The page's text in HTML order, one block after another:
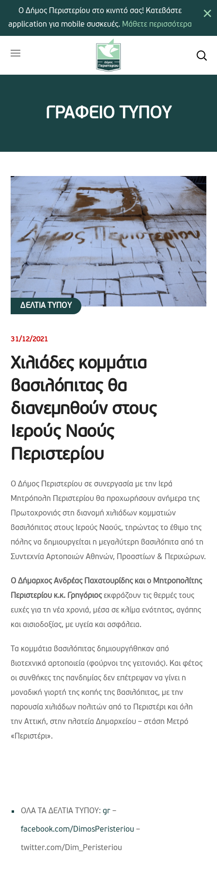
ΓΡΑΦΕΙΟ ΤΥΠΟΥ
ΔΕΛΤΙΑ ΤΥΠΟΥ
31/12/2021
Χιλιάδες κομμάτια
βασιλόπιτας θα
διανεμηθούν στους
Ιερούς Ναούς
Περιστερίου
Ο Δήμος Περιστερίου σε συνεργασία με την Ιερά
Μητρόπολη Περιστερίου θα προχωρήσουν ανήμερα της
Πρωτοχρονιάς στη διανομή χιλιάδων κομματιών
βασιλόπιτας στους Ιερούς Ναούς, τηρώντας το έθιμο της
πόλης να δημιουργείται η μεγαλύτερη βασιλόπιτα από τη
Συντεχνία Αρτοποιών Αθηνών, Προαστίων & Περιχώρων.
Ο Δήμαρχος Ανδρέας Παχατουρίδης και ο Μητροπολίτης
Περιστερίου κ.κ. Γρηγόριοςεκφράζουν τις θερμές τους
ευχές για τη νέα χρονιά, μέσα σε κλίμα ενότητας, αγάπης
και αισιοδοξίας, με υγεία και ασφάλεια.
Τα κομμάτια βασιλόπιτας δημιουργήθηκαν από
βιοτεχνικά αρτοποιεία (φούρνοι της γειτονιάς). Και φέτος
οι συνθήκες της πανδημίας δεν επέτρεψαν να γίνει η
μοναδική γιορτή της κοπής της βασιλόπιτας, με την
παρουσία χιλιάδων πολιτών από το Περιστέρι και όλη
την Αττική, στην πλατεία Δημαρχείου – στάση Μετρό
«Περιστέρι».
ΟΛΑ ΤΑ ΔΕΛΤΙΑ ΤΥΠΟΥ:gr –
facebook.com/DimosPeristeriou –
twitter.com/Dim_Peristeriou
×
Ο Δήμος Περιστερίου στο κινητό σας! Κατεβάστε
application για mobile συσκευές. Μάθετε περισσότερα